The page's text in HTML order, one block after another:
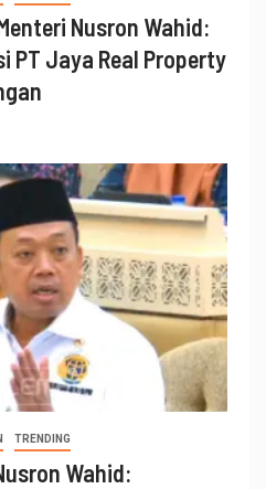
Nusron Wahid:
PT Jaya Real Property
TRENDING
Wahid: